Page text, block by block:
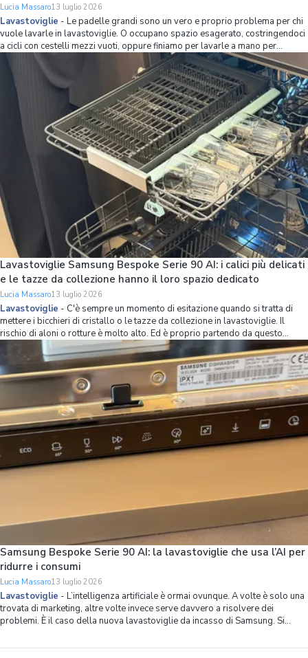
Lucia Massaro13 luglio 2026
Lavastoviglie - Le padelle grandi sono un vero e proprio problema per chi
vuole lavarle in lavastoviglie. O occupano spazio esagerato, costringendoci
a cicli con cestelli mezzi vuoti, oppure finiamo per lavarle a mano per
mettere più stoviglie possibile in lavastoviglie. Se non volete avere più
questo problema,
Lavastoviglie Samsung Bespoke Serie 90 AI: i calici più delicati
e le tazze da collezione hanno il loro spazio dedicato
Lucia Massaro13 luglio 2026
Lavastoviglie - C'è sempre un momento di esitazione quando si tratta di
mettere i bicchieri di cristallo o le tazze da collezione in lavastoviglie. Il
rischio di aloni o rotture è molto alto. Ed è proprio partendo da questo
problema che Samsung ha ripensato l’organizzazione dello spazio interno
della lavastov
Samsung Bespoke Serie 90 AI: la lavastoviglie che usa l’AI per
ridurre i consumi
Lucia Massaro13 luglio 2026
Lavastoviglie - L’intelligenza artificiale è ormai ovunque. A volte è solo una
trovata di marketing, altre volte invece serve davvero a risolvere dei
problemi. È il caso della nuova lavastoviglie da incasso di Samsung. Si
modo capillare